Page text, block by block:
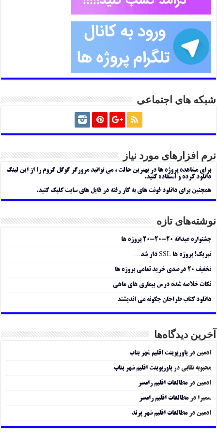
شبکه های اجتماعی
نرم افزارهای مورد نیاز
برای مشاهده پروژه ها در بهترین حالت ، می توانید مرورگر گوگل کروم را از این لینک
دانلود کرده و استفاده کنید.
همچنین برای دانلود فونت های به کار رفته در فایل های سایت کلیک کنید.
نوشته‌های تازه
جشنواره عیدانه ۲۰-۲۰-۲۰ پروژه ها
تبریک! پروژه ها SSL دار شد…
تخفیف ۲۰ درصدی خرید تمامی پروژه ها
نکات خلاصه شده درس بیماری های ماهی
دانلود کتاب طراحان چگونه می اندیشند
آخرین دیدگاه‌ها
ادمین درپاورپوینت اقلیم شهر بناب
محبوبه نقابی درپاورپوینت اقلیم شهر بناب
ادمین درمطالعات اقلیم رامسر
سمیرا درمطالعات اقلیم رامسر
ادمین درمطالعات اقلیم شهر پرند